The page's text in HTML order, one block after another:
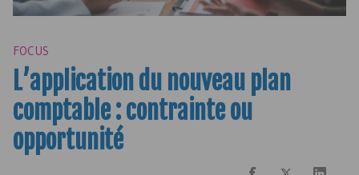
FOCUS
L’application du nouveau plan
comptable : contrainte ou
opportunité